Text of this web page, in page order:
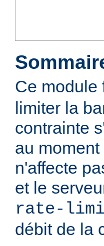
Ce module
limiter la
contrainte
au
n'affecte
et le
rate-
débit de la